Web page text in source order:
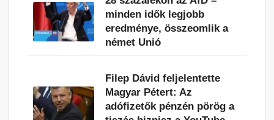
minden idők legjobb
eredménye, összeomlik a
német Unió
Filep Dávid feljelentette
Magyar Pétert: Az
adófizetők pénzén pörög a